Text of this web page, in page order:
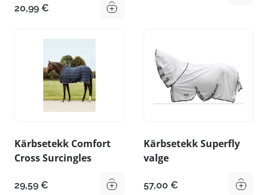
20,99 €
Kärbsetekk Comfort
Cross Surcingles
29,59 €
Kärbsetekk Superfly
valge
57,00 €